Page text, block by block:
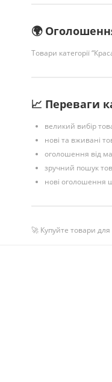
🌍
Товари категорії
📈 Переваги
великий вибір
нові та вживані
оголошення від
зручний пошук
нові оголошення
🚀 Купуйте товари